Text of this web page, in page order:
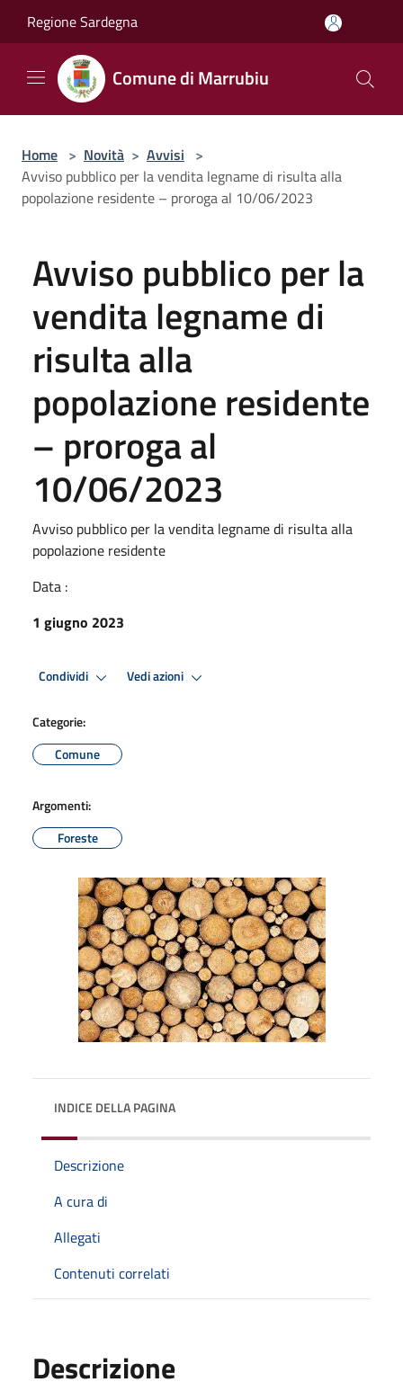
Regione Sardegna
Comune di Marrubiu
Home > Novità > Avvisi >
Avviso pubblico per la vendita legname di risulta alla
popolazione residente – proroga al 10/06/2023
Avviso pubblico per la
vendita legname di
risulta alla
popolazione residente
– proroga al
10/06/2023
Avviso pubblico per la vendita legname di risulta alla
popolazione residente
Data :
1 giugno 2023
Condividi Vedi azioni
Categorie:
Comune
Argomenti:
Foreste
INDICE DELLA PAGINA
Descrizione
A cura di
Allegati
Contenuti correlati
Descrizione